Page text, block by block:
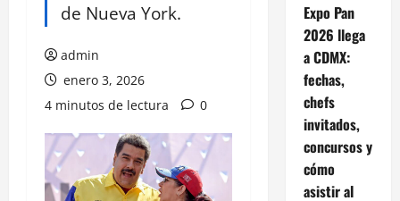
de Nueva York.
admin
enero 3, 2026
4 minutos de lectura
0
Expo Pan
2026 llega
a CDMX:
fechas,
chefs
invitados,
concursos y
cómo
asistir al